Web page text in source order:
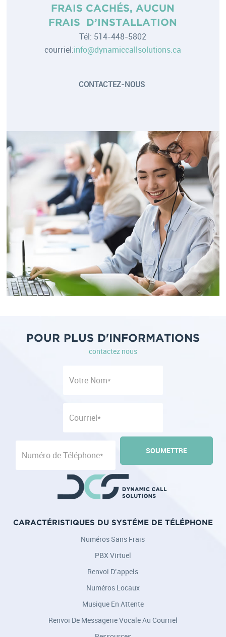
FRAIS CACHÉS, AUCUN
FRAIS D’INSTALLATION
Tél: 514-448-5802
courriel:info@dynamiccallsolutions.ca
CONTACTEZ-NOUS
POUR PLUS D'INFORMATIONS
contactez nous
CARACTÉRISTIQUES DU SYSTÉME DE TÉLÉPHONE
Numéros Sans Frais
PBX Virtuel
Renvoi D’appels
Numéros Locaux
Musique En Attente
Renvoi De Messagerie Vocale Au Courriel